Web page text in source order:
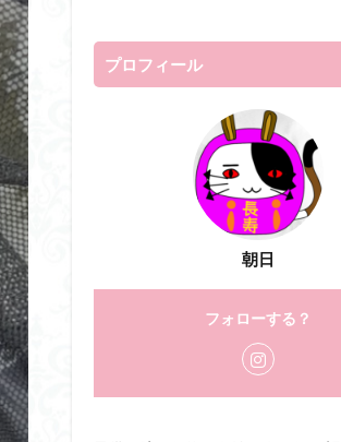
プロフィール
朝日
フォローする？